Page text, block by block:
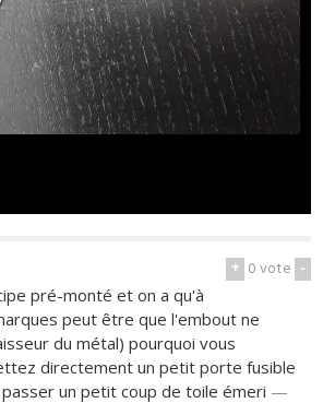
+ 0vote -
pré-monté et on a qu'à
peut être que l'embout ne
du métal) pourquoi vous
directement un petit porte fusible
un petit coup de toile émeri —